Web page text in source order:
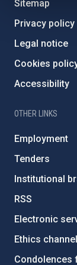
Sitemap
Privacy policy
Legal notice
Cookies
Accessibility
OTHER LINKS
Employment
Tenders
Institutional
RSS
Electronic
Ethics channel
Condolences